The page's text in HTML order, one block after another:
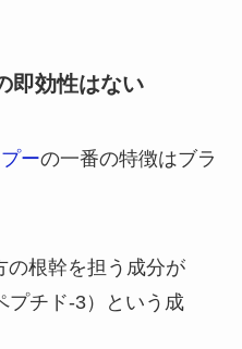
即効性はない
ーの一番の特徴はブラ
の根幹を担う成分が
プチド-3）という成